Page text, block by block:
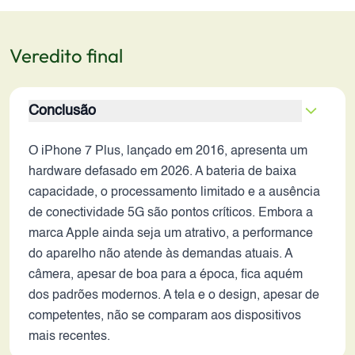
Veredito final
Conclusão
O iPhone 7 Plus, lançado em 2016, apresenta um
hardware defasado em 2026. A bateria de baixa
capacidade, o processamento limitado e a ausência
de conectividade 5G são pontos críticos. Embora a
marca Apple ainda seja um atrativo, a performance
do aparelho não atende às demandas atuais. A
câmera, apesar de boa para a época, fica aquém
dos padrões modernos. A tela e o design, apesar de
competentes, não se comparam aos dispositivos
mais recentes.